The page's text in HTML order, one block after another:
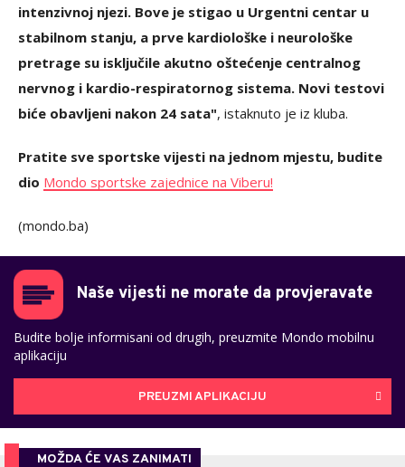
intenzivnoj njezi. Bove je stigao u Urgentni centar u
stabilnom stanju, a prve kardiološke i neurološke
pretrage su isključile akutno oštećenje centralnog
nervnog i kardio-respiratornog sistema. Novi testovi
biće obavljeni nakon 24 sata", istaknuto je iz kluba.
Pratite sve sportske vijesti na jednom mjestu, budite
dio Mondo sportske zajednice na Viberu!
(mondo.ba)
Naše vijesti ne morate da provjeravate
Budite bolje informisani od drugih, preuzmite Mondo mobilnu
aplikaciju
PREUZMI APLIKACIJU
MOŽDA ĆE VAS ZANIMATI